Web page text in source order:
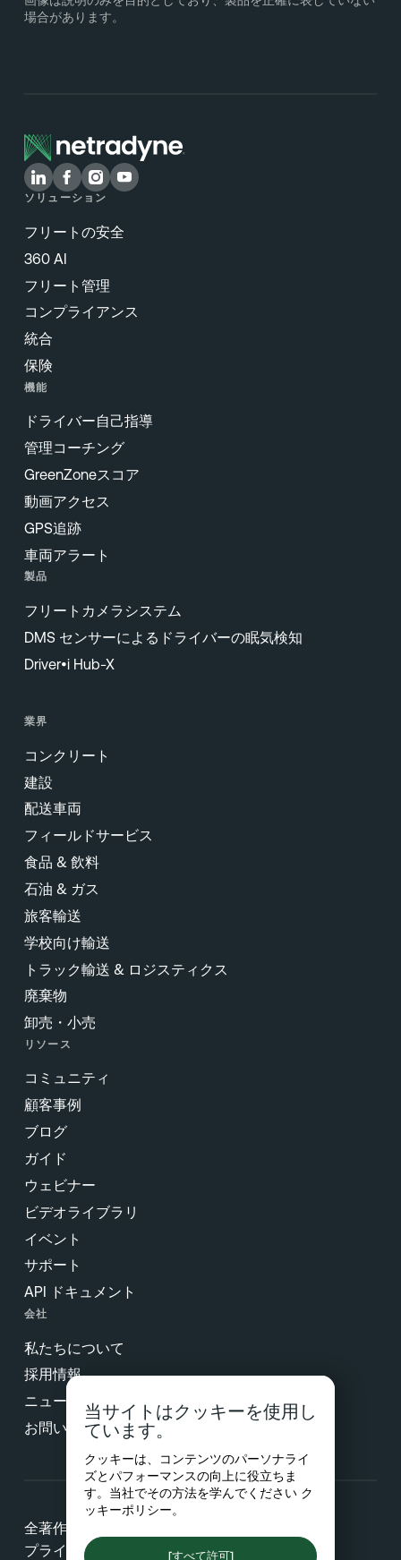
場合があります。
ソリューション
フリートの安全
360 AI
フリート管理
コンプライアンス
統合
保険
機能
ドライバー自己指導
管理コーチング
GreenZoneスコア
動画アクセス
GPS追跡
車両アラート
製品
フリートカメラシステム
DMS センサーによるドライバーの眠気検知
Driver•i Hub-X
業界
コンクリート
建設
配送車両
フィールドサービス
食品 & 飲料
石油 & ガス
旅客輸送
学校向け輸送
トラック輸送 & ロジスティクス
廃棄物
卸売・小売
リソース
コミュニティ
顧客事例
ブログ
ガイド
ウェビナー
ビデオライブラリ
イベント
サポート
API ドキュメント
会社
私たちについて
採用情報
ニュース & プレス
お問い合わせ
全著作権所有 © 2026 Netradyne
プライバシー
当サイトはクッキーを使用し
ています。
クッキーは、コンテンツのパーソナライ
ズとパフォーマンスの向上に役立ちま
す。当社でその方法を学んでください ク
ッキーポリシー。
[すべて許可]